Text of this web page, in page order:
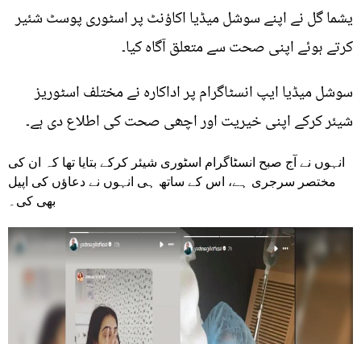
یشما گل نے اپنے سوشل میڈیا اکاؤنٹ پر اسٹوری پوسٹ شئیر
کرتے ہوئے اپنی صحت سے متعلق آگاہ کیا۔
سوشل میڈیا ایپ انسٹاگرام پر اداکارہ نے مختلف اسٹوریز
شیئر کرکے اپنی خیریت اور اچھی صحت کی اطلاع دی ہے۔
انہوں نے آج صبح انسٹاگرام اسٹوری شیئر کرکے بتایا تھا کہ ان کی
مختصر سرجری ہے، اس کے ساتھ ہی انہوں نے دعاؤں کی اپیل
بھی کی۔